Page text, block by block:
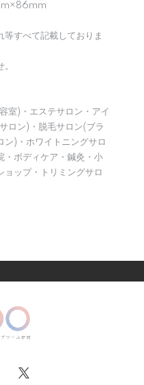
すべて記載しておりま
室)・エステサロン・アイ
ロン)・脱毛サロン(ブラ
ン)・ホワイトニングサロ
・ボディケア・鍼灸・小
ョップ・トリミングサロ